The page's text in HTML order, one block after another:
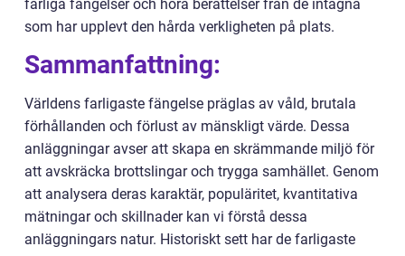
farliga fängelser och höra berättelser från de intagna
som har upplevt den hårda verkligheten på plats.
Sammanfattning:
Världens farligaste fängelse präglas av våld, brutala
förhållanden och förlust av mänskligt värde. Dessa
anläggningar avser att skapa en skrämmande miljö för
att avskräcka brottslingar och trygga samhället. Genom
att analysera deras karaktär, populäritet, kvantitativa
mätningar och skillnader kan vi förstå dessa
anläggningars natur. Historiskt sett har de farligaste